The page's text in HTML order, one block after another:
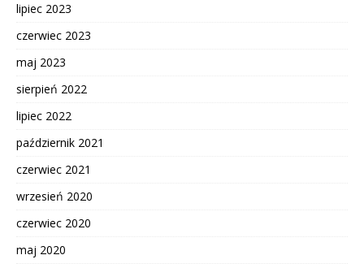
lipiec 2023
czerwiec 2023
maj 2023
sierpień 2022
lipiec 2022
październik 2021
czerwiec 2021
wrzesień 2020
czerwiec 2020
maj 2020